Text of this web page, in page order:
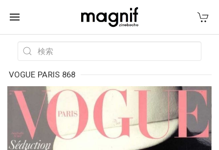
VOGUE PARIS 868